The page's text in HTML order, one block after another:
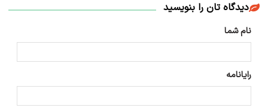
دیدگاه تان را بنویسید
نام شما
رایانامه